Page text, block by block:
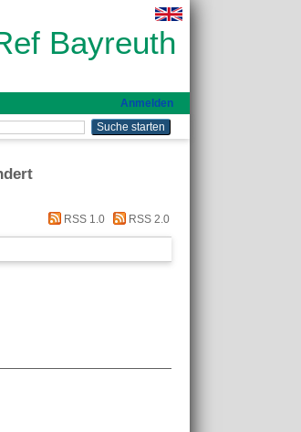
Bayreuth
Anmelden
RSS 1.0 RSS 2.0